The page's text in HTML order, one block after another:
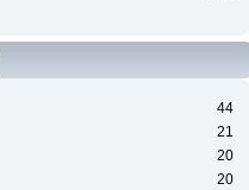
44
21
20
20